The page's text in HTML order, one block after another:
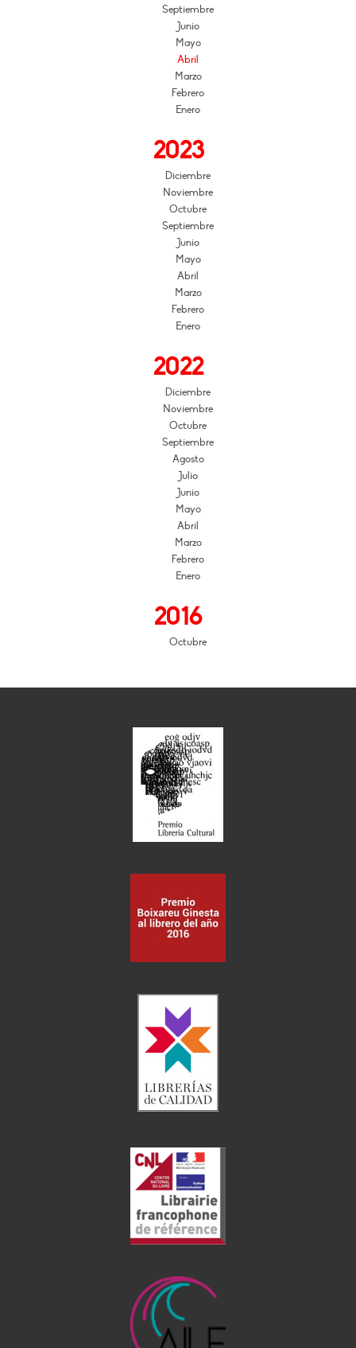
Septiembre
Junio
Mayo
Abril
Marzo
Febrero
Enero
2023
Diciembre
Noviembre
Octubre
Septiembre
Junio
Mayo
Abril
Marzo
Febrero
Enero
2022
Diciembre
Noviembre
Octubre
Septiembre
Agosto
Julio
Junio
Mayo
Abril
Marzo
Febrero
Enero
2016
Octubre